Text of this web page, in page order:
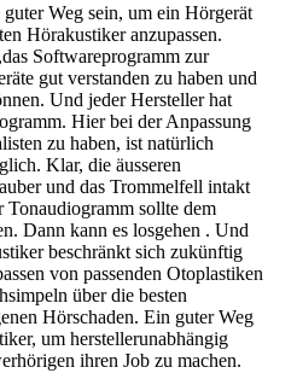
Weg sein, um ein Hörgerät
Hörakustiker anzupassen.
Softwareprogramm zur
gut verstanden zu haben und
Und jeder Hersteller hat
Hier bei der Anpassung
zu haben, ist natürlich
Klar, die äusseren
und das Trommelfell intakt
Tonaudiogramm sollte dem
Dann kann es losgehen . Und
beschränkt sich zukünftig
von passenden Otoplastiken
über die besten
Hörschaden. Ein guter Weg
um herstellerunabhängig
ihren Job zu machen.